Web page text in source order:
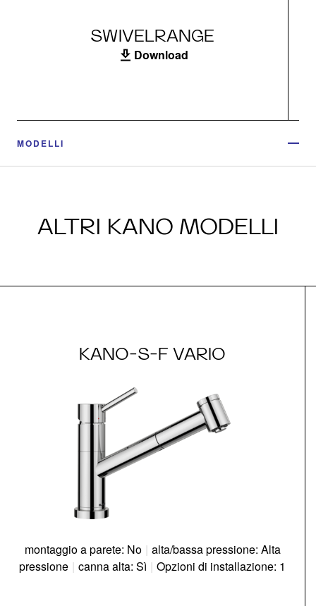
SWIVELRANGE
Download
MODELLI
ALTRI KANO MODELLI
KANO-S-F VARIO
montaggio a parete: No | alta/bassa pressione: Alta
pressione | canna alta: Sì | Opzioni di installazione: 1